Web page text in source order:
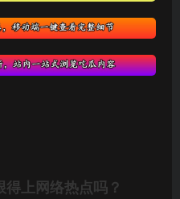
得上网络热点吗？